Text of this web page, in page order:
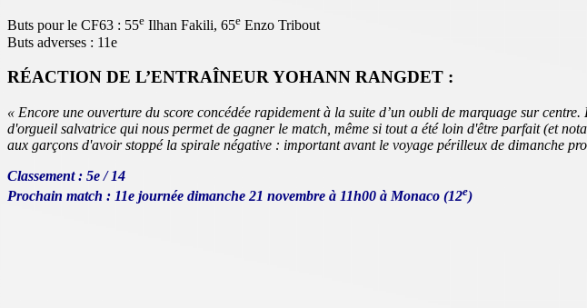
Buts pour le CF63 : 55e Ilhan Fakili, 65e Enzo Tribout
Buts adverses : 11e
RÉACTION DE L’ENTRAÎNEUR YOHANN RANGDET :
« Encore une ouverture du score concédée rapidement à la suite d’un oubli de marquage sur
d'orgueil salvatrice qui nous permet de gagner le match, même si tout a été loin d'être parfait (et
aux garçons d'avoir stoppé la spirale négative : important avant le voyage périlleux de dimanche
Classement : 5e / 14
Prochain match : 11e journée dimanche 21 novembre à 11h00 à Monaco (12e)